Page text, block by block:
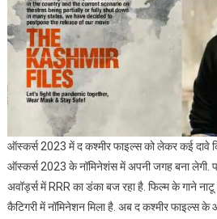
ऑस्कर्स 2023 में द कश्मीर फाइल्स को लेकर कई दावे
ऑस्कर्स 2023 के नॉमिनेशंस में अपनी जगह बना लेगी.
अवॉर्ड्स में RRR का डंका बज रहा है. फिल्म के गाने
कैटिगरी में नॉमिनेशन मिला है. अब द कश्मीर फाइल्स